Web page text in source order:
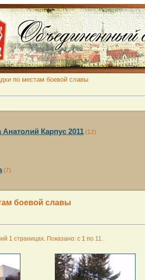
по местам боевой славы
Анатолий Карпус 2011 (12)
(7)
боевой славы
1 страницах. Показано: с 1 по 11.